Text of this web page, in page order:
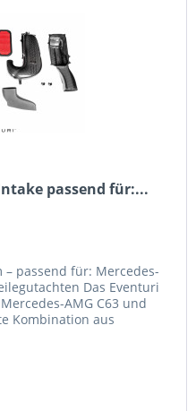
passend für:...
– passend für: Mercedes-
Das Eventuri
AMG C63 und
Kombination aus